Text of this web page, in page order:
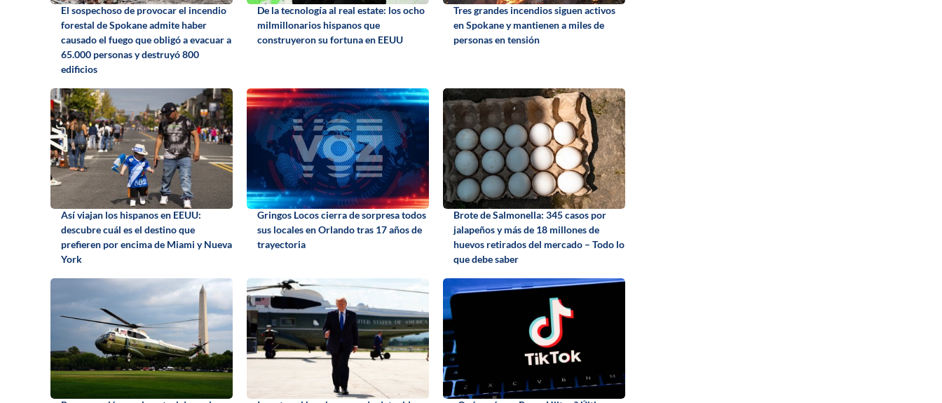
El sospechoso de provocar el incendio
forestal de Spokane admite haber
causado el fuego que obligó a evacuar a
65.000 personas y destruyó 800
edificios
De la tecnología al real estate: los ocho
milmillonarios hispanos que
construyeron su fortuna en EEUU
Tres grandes incendios siguen activos
en Spokane y mantienen a miles de
personas en tensión
Así viajan los hispanos en EEUU:
descubre cuál es el destino que
prefieren por encima de Miami y Nueva
York
Gringos Locos cierra de sorpresa todos
sus locales en Orlando tras 17 años de
trayectoria
Brote de Salmonella: 345 casos por
jalapeños y más de 18 millones de
huevos retirados del mercado – Todo lo
que debe saber